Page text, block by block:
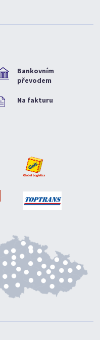
Bankovním
převodem
Na fakturu